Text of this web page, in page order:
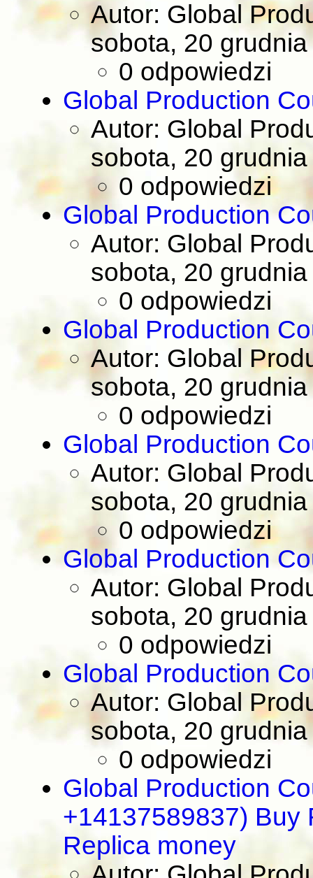
Autor: Global
sobota, 20
0 odpowiedzi
Global Production
Autor: Global
sobota, 20
0 odpowiedzi
Global Production
Autor: Global
sobota, 20
0 odpowiedzi
Global Production
Autor: Global
sobota, 20
0 odpowiedzi
Global Production
Autor: Global
sobota, 20
0 odpowiedzi
Global Production
Autor: Global
sobota, 20
0 odpowiedzi
Global Production
Autor: Global
sobota, 20
0 odpowiedzi
Global Production
+14137589837) Buy
Replica money